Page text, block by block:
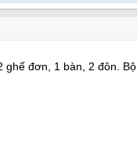
đơn, 1 bàn, 2 đôn.